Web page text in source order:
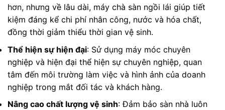
hơn, nhưng về lâu dài, máy chà sàn ngồi lái giúp tiết
kiệm đáng kể chi phí nhân công, nước và hóa chất,
đồng thời giảm thiểu thời gian vệ sinh.
Thể hiện sự hiện đại: Sử dụng máy móc chuyên
nghiệp và hiện đại thể hiện sự chuyên nghiệp, quan
tâm đến môi trường làm việc và hình ảnh của doanh
nghiệp trong mắt đối tác và khách hàng.
Nâng cao chất lượng vệ sinh: Đảm bảo sàn nhà luôn